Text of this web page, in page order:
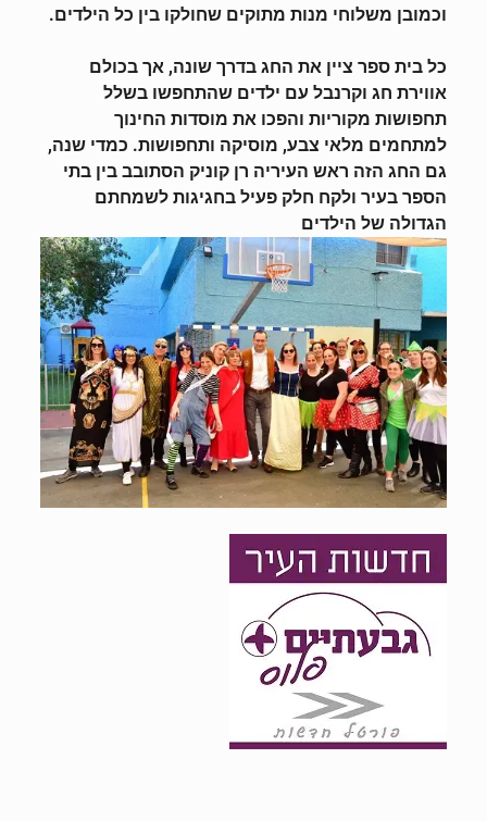
וכמובן משלוחי מנות מתוקים שחולקו בין כל הילדים.
כל בית ספר ציין את החג בדרך שונה, אך בכולם
אווירת חג וקרנבל עם ילדים שהתחפשו בשלל
תחפושות מקוריות והפכו את מוסדות החינוך
למתחמים מלאי צבע, מוסיקה ותחפושות. כמדי שנה,
גם החג הזה ראש העיריה רן קוניק הסתובב בין בתי
הספר בעיר ולקח חלק פעיל בחגיגות לשמחתם
הגדולה של הילדים